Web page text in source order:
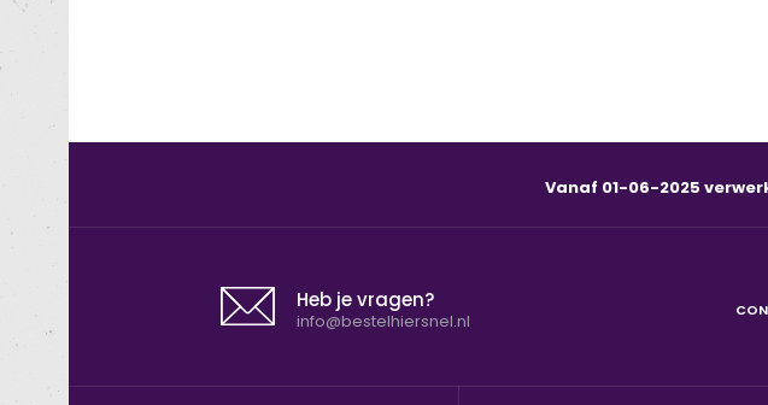
Vanaf 01-06-2025
Heb je vragen?
info@bestelhiersnel.nl